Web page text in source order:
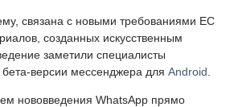
связана с новыми требованиями ЕС
созданных искусственным
заметили специалисты
бета-версии мессенджера для Android
нововведения WhatsApp прямо